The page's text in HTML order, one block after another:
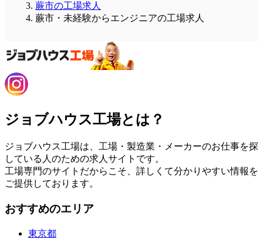
蕨市の工場求人
蕨市・未経験からエンジニアの工場求人
ジョブハウス工場とは？
ジョブハウス工場は、工場・製造業・メーカーのお仕事を探
している人のための求人サイトです。
工場専門のサイトだからこそ、詳しくて分かりやすい情報を
ご提供しております。
おすすめのエリア
東京都